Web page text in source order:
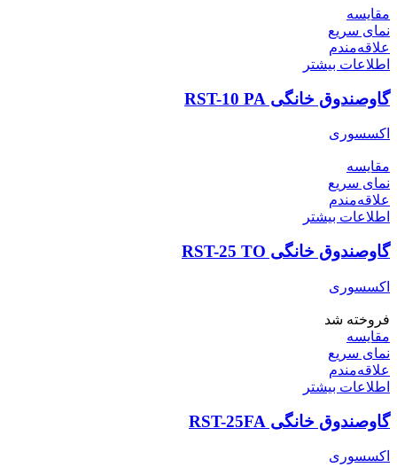
مقایسه
نمای سریع
علاقه‌مندم
اطلاعات بیشتر
گاوصندوق خانگی RST-10 PA
اکسسوری
مقایسه
نمای سریع
علاقه‌مندم
اطلاعات بیشتر
گاوصندوق خانگی RST-25 TO
اکسسوری
فروخته شد
مقایسه
نمای سریع
علاقه‌مندم
اطلاعات بیشتر
گاوصندوق خانگی RST-25FA
اکسسوری